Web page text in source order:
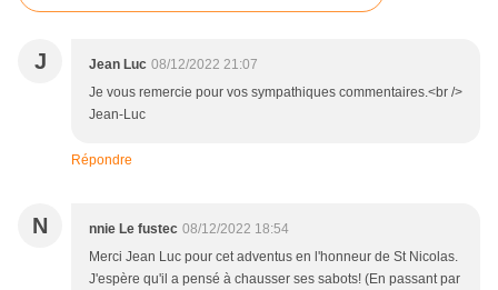
J Jean Luc 08/12/2022 21:07
Je vous remercie pour vos sympathiques commentaires.<br />
Jean-Luc
Répondre
N nnie Le fustec 08/12/2022 18:54
Merci Jean Luc pour cet adventus en l'honneur de St Nicolas.
J'espère qu'il a pensé à chausser ses sabots! (En passant par